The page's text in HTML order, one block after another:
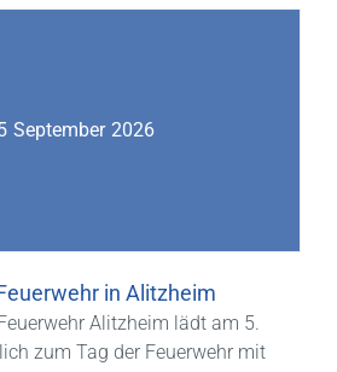
September 2026
in Alitzheim
Alitzheim lädt am 5.
zum Tag der Feuerwehr mit